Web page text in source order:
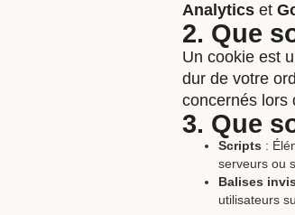
Analytics et
2. Que
Un cookie est
dur de votre
concernés lors
3. Que
Scripts :
serveurs ou
Balises
utilisateurs